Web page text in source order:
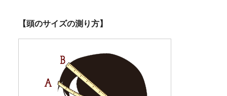
【頭のサイズの測り方】